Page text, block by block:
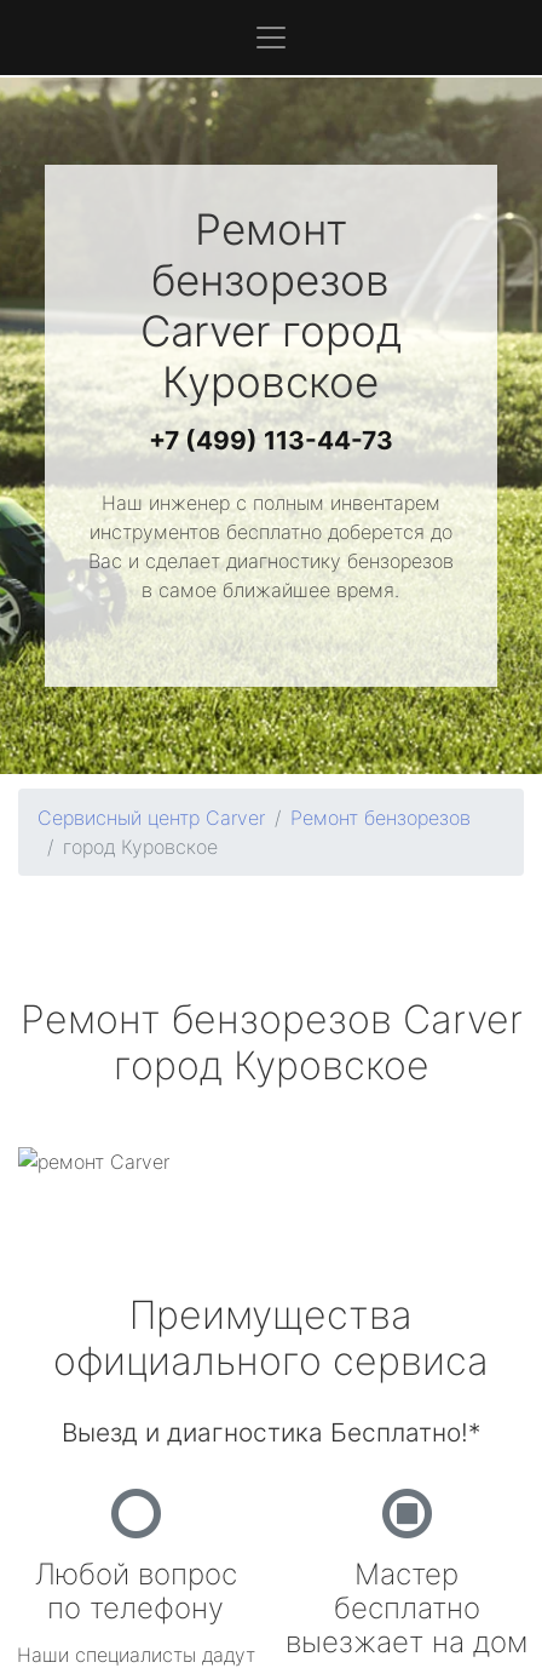
Ремонт
бензорезов
Carverгород
Куровское
+7 (499) 113-44-73
Наш инженер с полным инвентарем
инструментов бесплатно доберется до
Вас и сделает диагностику бензорезов
в самое ближайшее время.
Сервисный центр Carver
Ремонт бензорезов
город Куровское
Ремонт бензорезов Carver
город Куровское
Преимущества
официального сервиса
Выезд и диагностика Бесплатно!*
Любой вопрос
по телефону
Наши специалисты дадут
Мастер
бесплатно
выезжает на дом